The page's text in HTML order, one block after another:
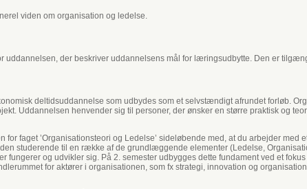
viden om organisation og ledelse.
uddannelsen, der beskriver uddannelsens mål for læringsudbytte. Den er
deltidsuddannelse som udbydes som et selvstændigt afrundet forløb.
Uddannelsen henvender sig til personer, der ønsker en større praktisk og
faget ’Organisationsteori og Ledelse’ sideløbende med, at du arbejder med
studerende til en række af de grundlæggende elementer (Ledelse,
fungerer og udvikler sig. På 2. semester udbygges dette fundament ved et
for aktører i organisationen, som fx strategi, innovation og